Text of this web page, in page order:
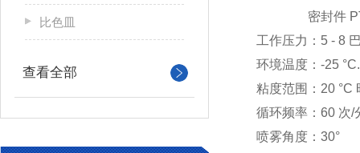
比色皿
查看全部
密封件
工作压力：5 - 8
环境温度：-25
粘度范围：20 °C
循环频率：60 次/
喷雾角度：30°